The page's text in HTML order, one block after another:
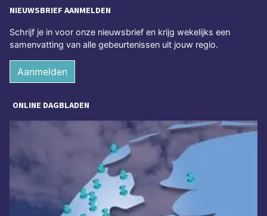
NIEUWSBRIEF AANMELDEN
Schrijf je in voor onze nieuwsbrief en krijg wekelijks een
samenvatting van alle gebeurtenissen uit jouw regio.
Aanmelden
ONLINE DAGBLADEN